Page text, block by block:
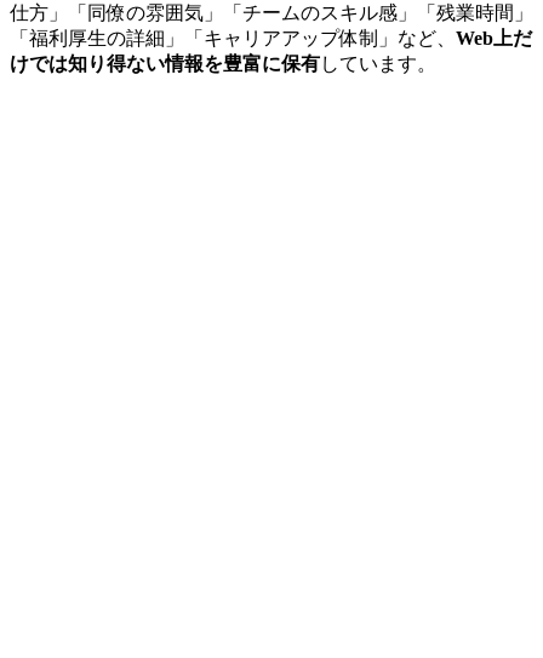
仕方」「同僚の雰囲気」「チームのスキル感」「残業時間」
「福利厚生の詳細」「キャリアアップ体制」など、 Web上だ
けでは知り得ない情報を豊富に保有しています。